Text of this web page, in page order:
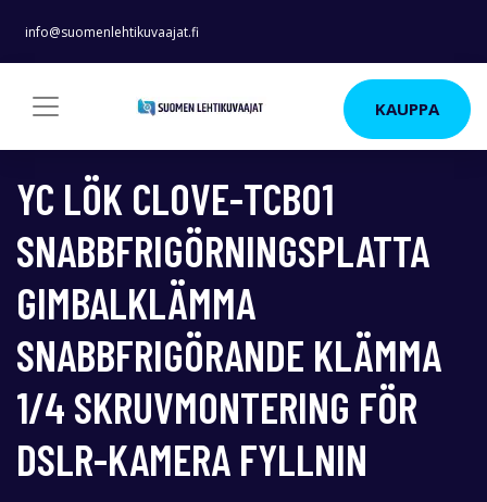
info@suomenlehtikuvaajat.fi
KAUPPA
YC LÖK CLOVE-TCB01
SNABBFRIGÖRNINGSPLATTA
GIMBALKLÄMMA
SNABBFRIGÖRANDE KLÄMMA
1/4 SKRUVMONTERING FÖR
DSLR-KAMERA FYLLNIN